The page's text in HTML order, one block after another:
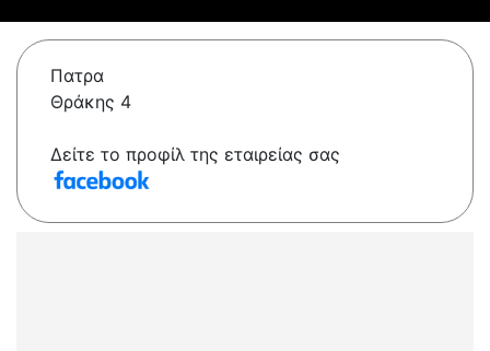
Πατρα
Θράκης 4
Δείτε το προφίλ της εταιρείας σας